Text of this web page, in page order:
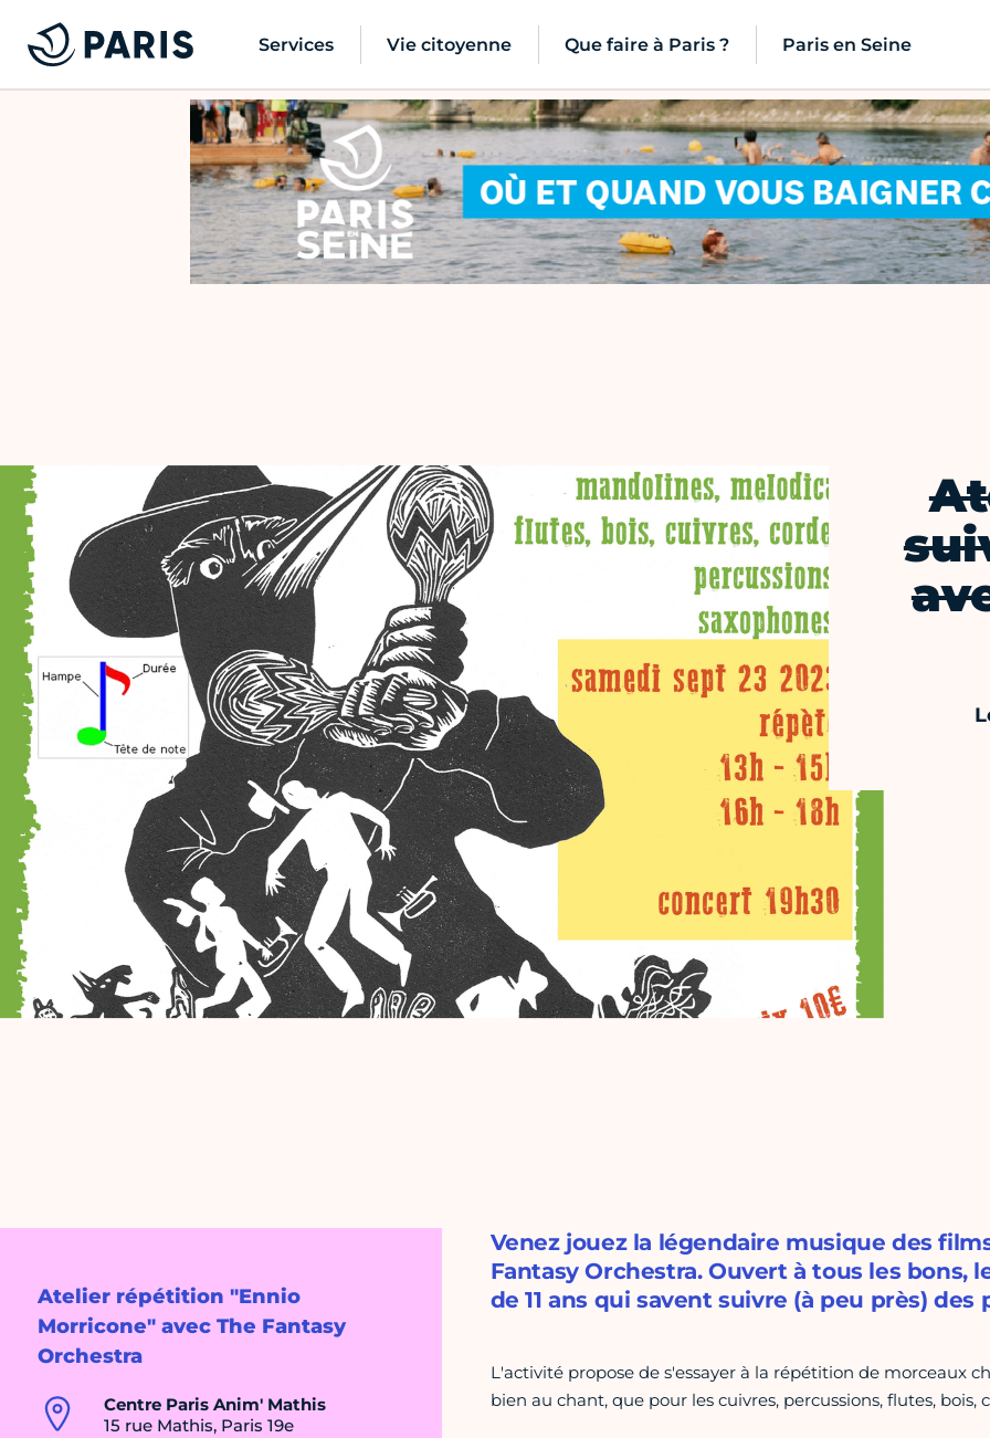
Services Vie citoyenne Que faire à Paris ? Paris en Seine
Atelier répétition "Ennio
Morricone" avec The Fantasy
Orchestra
Centre Paris Anim' Mathis
15 rue Mathis, Paris 19e
Venez jouez la légendaire musique des
Fantasy Orchestra. Ouvert à tous les bons,
de 11 ans qui savent suivre (à peu près) des
L'activité propose de s'essayer à la répétition de morceaux
bien au chant, que pour les cuivres, percussions, flutes, bois,